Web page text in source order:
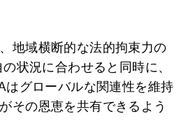
地域横断的な法的拘束力の
状況に合わせると同時に、
はグローバルな関連性を維持
その恩恵を共有できるよう